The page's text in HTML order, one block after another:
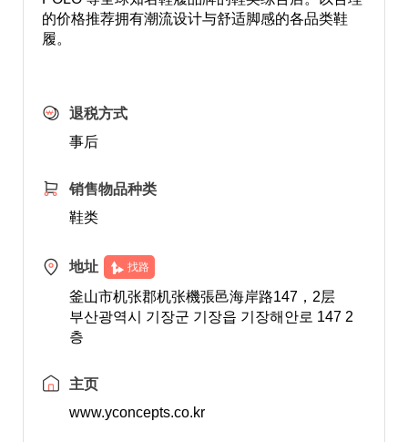
的价格推荐拥有潮流设计与舒适脚感的各品类鞋
履。
退税方式
事后
销售物品种类
鞋类
地址 找路
釜山市机张郡机张機張邑海岸路147，2层
부산광역시 기장군 기장읍 기장해안로 147 2
층
主页
www.yconcepts.co.kr